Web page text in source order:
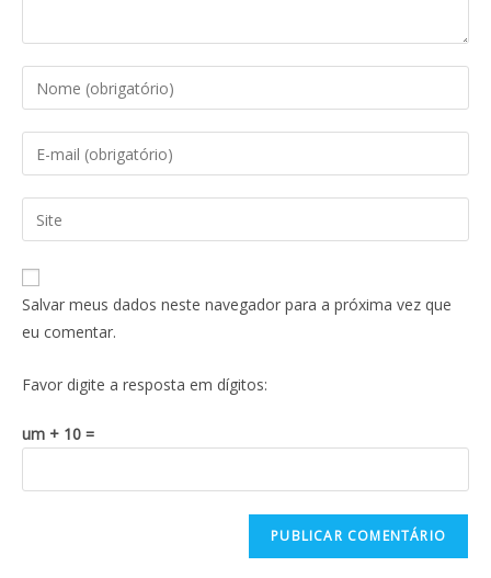
Salvar meus dados neste navegador para a próxima vez que
eu comentar.
Favor digite a resposta em dígitos:
um + 10 =